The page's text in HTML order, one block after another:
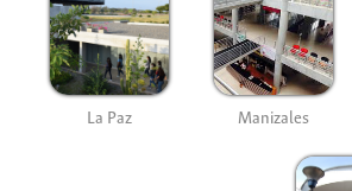
La Paz Manizales